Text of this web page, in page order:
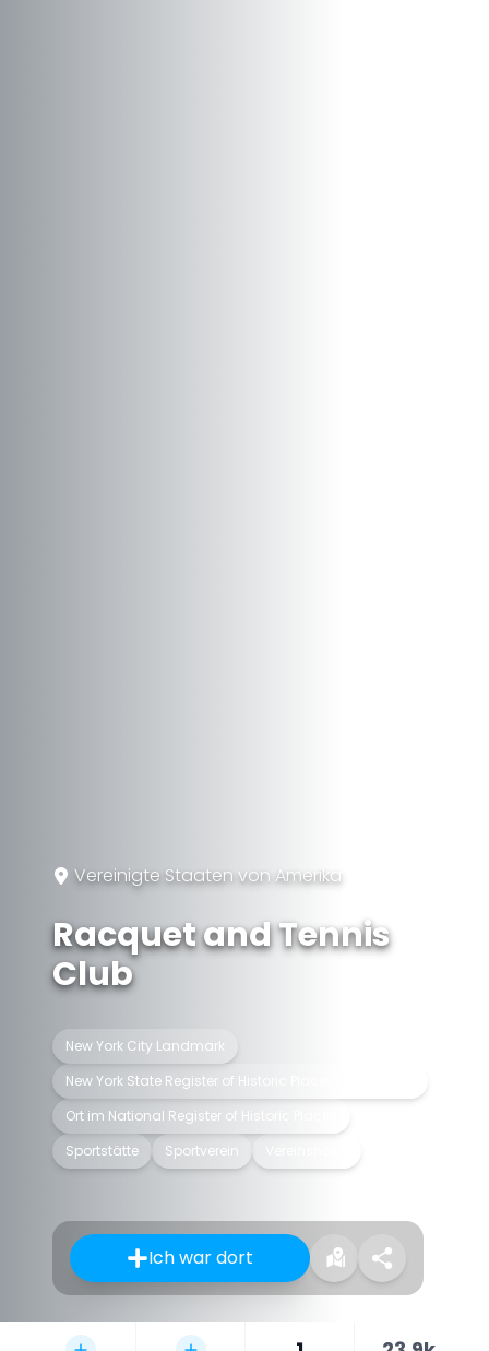
Vereinigte Staaten von Amerika
Racquet and Tennis
Club
New York City Landmark
New York State Register of Historic Places listed place
Ort im National Register of Historic Places
Sportstätte
Sportverein
Ich war dort